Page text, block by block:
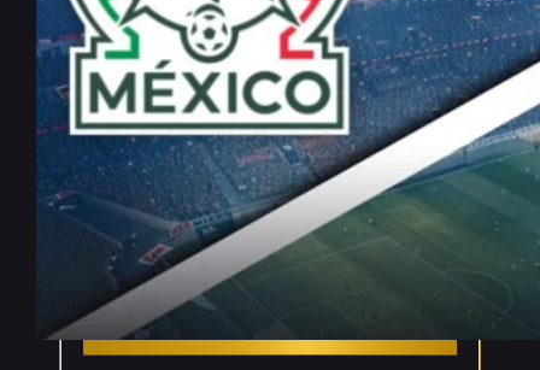
Mexique vs Équateur –
Pronostic Gratuit Coupe du
Monde 2026 – 30/06/2026
Juin 29, 2026 — parElouan Chartier
dans Coupe du Monde 2026 , Pronostics
INDEX